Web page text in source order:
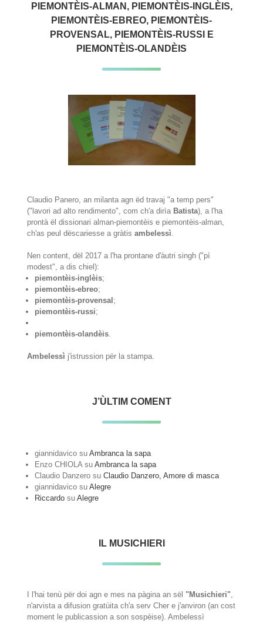
PIEMONTÈIS-ALMAN, PIEMONTÈIS-INGLÈIS,
PIEMONTÈIS-EBREO, PIEMONTÈIS-
PROVENSAL, PIEMONTÈIS-RUSSI E
PIEMONTÈIS-OLANDÈIS
Claudio Panero, an milanta agn ëd travaj "a temp pers"
("lavori ad alto rendimento", com ch'a dirìa Batista), a l'ha
prontà ël dissionari alman-piemontèis e piemontèis-alman,
ch'as peul dëscariesse a gràtisambelessì
Nen content, dël 2017 a l'ha prontane d'àutri singh ("pì
modest", a dis chiel):
piemontèis-inglèis;
piemontèis-ebreo;
piemontèis-provensal ;
piemontèis-russi;
piemontèis-olandèis
Ambelessì j'istrussion për la stampa.
J’ÙLTIM COMENT
giannidavico suAmbranca la sapa
Enzo CHIOLA suAmbranca la sapa
Claudio Danzero suClaudio Danzero, Amore di masca
giannidavico suAlegre
Riccardo suAlegre
IL MUSICHIERI
I l'hai tenù për doi agn e mes na pàgina an sël "Musichieri",
n'arvista a difusion gratùita ch'a serv Cher e j'anviron (an cost
moment le publicassion a son sospèise). Ambelessì